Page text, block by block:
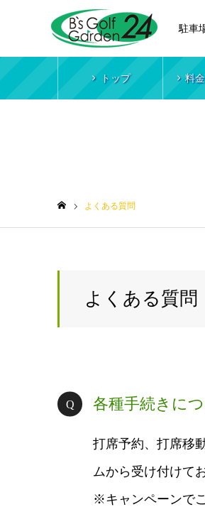
駐車
トップ 料
よくある質問
よくある質問
各種手続きに
打席予約、打席移
ムから受け付けて
※キャンペーンで